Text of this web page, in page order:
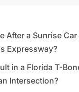
After a Sunrise
Expressway?
in a Florida T-
Intersection?